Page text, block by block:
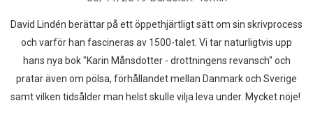
David Lindén berättar på ett öppethjärtligt sätt om sin skrivprocess
och varför han fascineras av 1500-talet. Vi tar naturligtvis upp
hans nya bok "Karin Månsdotter - drottningens revansch" och
pratar även om pölsa, förhållandet mellan Danmark och Sverige
samt vilken tidsålder man helst skulle vilja leva under. Mycket nöje!